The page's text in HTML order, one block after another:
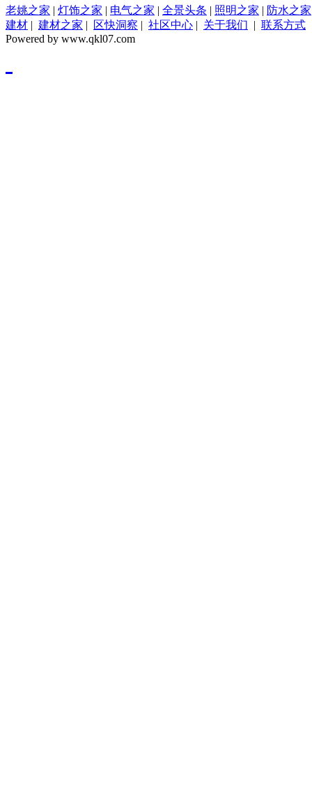
老姚之家 | 灯饰之家 | 电气之家 | 全景头条 | 照明之家 | 防水之家
建材 | 建材之家 | 区快洞察 | 社区中心 | 关于我们 | 联系方式
Powered by www.qkl07.com